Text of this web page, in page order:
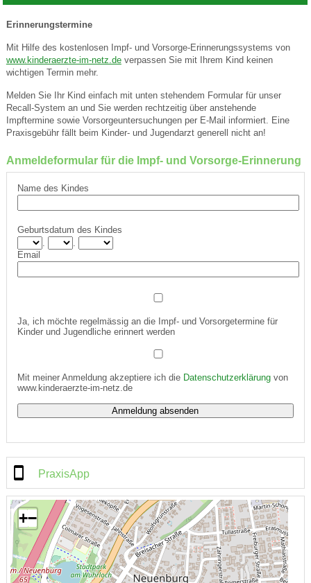
Erinnerungstermine
Mit Hilfe des kostenlosen Impf- und Vorsorge-Erinnerungssystems von
www.kinderaerzte-im-netz.deverpassen Sie mit Ihrem Kind keinen
wichtigen Termin mehr.
Melden Sie Ihr Kind einfach mit unten stehendem Formular für unser
Recall-System an und Sie werden rechtzeitig über anstehende
Impftermine sowie Vorsorgeuntersuchungen per E-Mail informiert. Eine
Praxisgebühr fällt beim Kinder- und Jugendarzt generell nicht an!
Anmeldeformular für die Impf- und Vorsorge-Erinnerung
Name des Kindes
Geburtsdatum des Kindes
Email
Ja, ich möchte regelmässig an die Impf- und Vorsorgetermine für
Kinder und Jugendliche erinnert werden
Mit meiner Anmeldung akzeptiere ich die Datenschutzerklärungvon
www.kinderaerzte-im-netz.de
PraxisApp
+−